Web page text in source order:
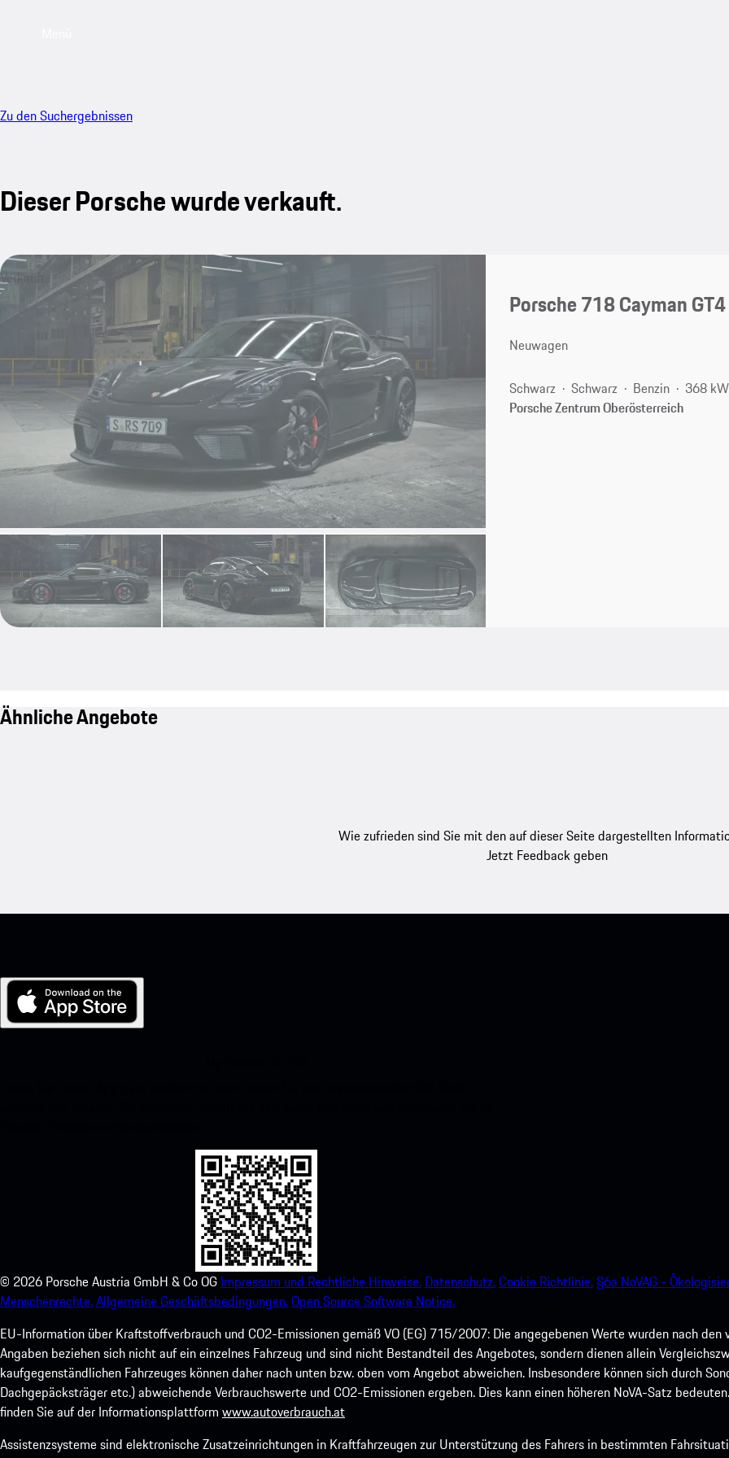
Zu den Suchergebnissen
Dieser Porsche wurde verkauft.
Verkauft
Porsche 718 Cayman GT4
Neuwagen
Schwarz Schwarz Benzin 368
Porsche Zentrum Oberösterreich
Ähnliche Angebote
Wie zufrieden sind Sie mit den auf dieser Seite dargestellten
Jetzt Feedback geben
© 2026 Porsche Austria GmbH & Co OG Impressum und Rechtliche Hinweise. Datenschutz.Cookie Richtlinie.§6a NoVAG -
Menschenrechte.Allgemeine Geschäftsbedingungen.Open Source Software Notice.
EU-Information über Kraftstoffverbrauch und CO2-Emissionen gemäß VO (EG) 715/2007: Die angegebenen Werte wurden nach
Angaben beziehen sich nicht auf ein einzelnes Fahrzeug und sind nicht Bestandteil des Angebotes, sondern dienen allein
kaufgegenständlichen Fahrzeuges können daher nach unten bzw. oben vom Angebot abweichen. Insbesondere können sich durch
Dachgepäcksträger etc.) abweichende Verbrauchswerte und CO2-Emissionen ergeben. Dies kann einen höheren NoVA-Satz
finden Sie auf der Informationsplattform www.autoverbrauch.at
Assistenzsysteme sind elektronische Zusatzeinrichtungen in Kraftfahrzeugen zur Unterstützung des Fahrers in bestimmten